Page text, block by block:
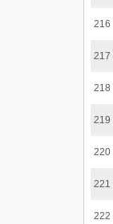
216
217
218
219
220
221
222